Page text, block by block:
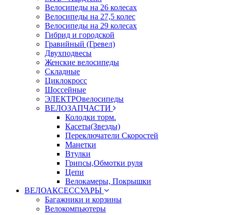
Велосипеды на 26 колесах
Велосипеды на 27,5 колес
Велосипеды на 29 колесах
Гибрид и городской
Гравийный (Гревел)
Двухподвесы
Женские велосипеды
Складные
Циклокросс
Шоссейные
ЭЛЕКТРОвелосипеды
ВЕЛОЗАПЧАСТИ
Колодки торм.
Касеты(Звезды)
Переключатели Скоростей
Манетки
Втулки
Грипсы,Обмотки руля
Цепи
Велокамеры, Покрышки
ВЕЛОАКСЕССУАРЫ
Багажники и корзины
Велокомпьютеры